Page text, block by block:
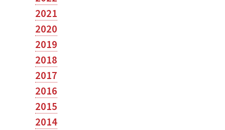
2021
2020
2019
2018
2017
2016
2015
2014